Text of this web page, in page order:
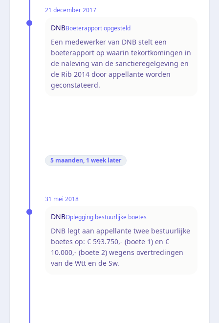
21 december 2017
DNBBoeterapport opgesteld
Een medewerker van DNB stelt een
boeterapport op waarin tekortkomingen in
de naleving van de sanctieregelgeving en
de Rib 2014 door appellante worden
geconstateerd.
5 maanden, 1 week later
31 mei 2018
DNBOplegging bestuurlijke boetes
DNB legt aan appellante twee bestuurlijke
boetes op: € 593.750,- (boete 1) en €
10.000,- (boete 2) wegens overtredingen
van de Wtt en de Sw.